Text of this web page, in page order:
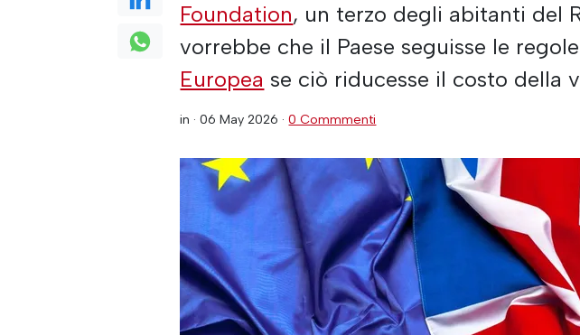
Foundation, un terzo degli abitanti del
vorrebbe che il Paese seguisse le
Europea se ciò riducesse il costo della
in ·06 May 2026 ·0 Commmenti